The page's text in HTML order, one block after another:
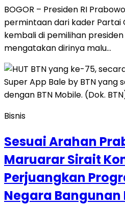
BOGOR – Presiden RI
permintaan dari kader Partai
kembali di pemilihan
mengatakan dirinya malu…
Bisnis
Sesuai Arahan
Maruarar Sirait
Perjuangkan
Negara Bangunan